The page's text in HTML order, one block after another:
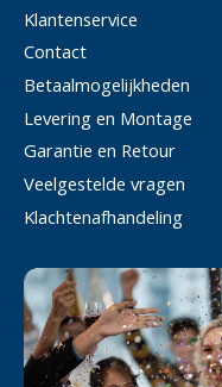
Klantenservice
Contact
Betaalmogelijkheden
Levering en Montage
Garantie en Retour
Veelgestelde vragen
Klachtenafhandeling